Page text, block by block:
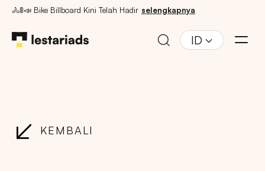
🚴🚦📣 Bike Billboard Kini Telah Hadir selengkapnya
ID
KEMBALI